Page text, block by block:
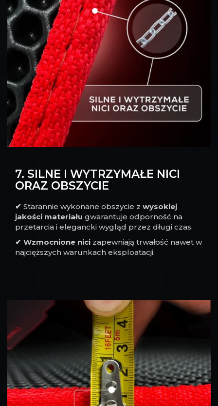
7. SILNE I WYTRZYMAŁE NICI
ORAZ OBSZYCIE
✔ Starannie wykonane obszycie z wysokiej
jakości materiału gwarantuje odporność na
przetarcia i elegancki wygląd przez długi czas.
✔ Wzmocnione nici zapewniają trwałość nawet w
najcięższych warunkach eksploatacji.